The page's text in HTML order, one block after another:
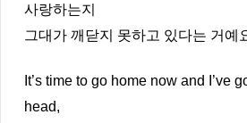
사랑하는지
그대가 깨닫지 못하고 있다는 거예
It’s time to go home now and I’ve
head,